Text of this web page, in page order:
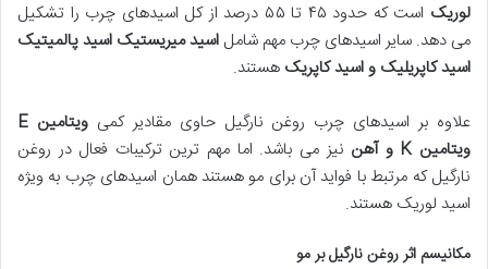
لوریک
است که حدود ۴۵ تا ۵۵ درصد از کل اسیدهای چرب را تشکیل
می دهد. سایر اسیدهای چرب مهم شامل اسید میریستیک اسید پالمیتیک
اسید کاپریلیک و اسید کاپریک هستند.
علاوه بر اسیدهای چرب روغن نارگیل حاوی مقادیر کمیویتامین
ویتامین K و آهن نیز می باشد. اما مهم ترین ترکیبات فعال در روغن
نارگیل که مرتبط با فواید آن برای مو هستند همان اسیدهای چرب به ویژه
اسید لوریک هستند.
مکانیسم اثر روغن نارگیل بر مو